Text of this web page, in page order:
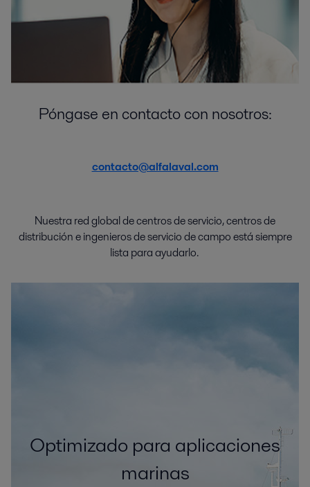
Póngase en contacto con nosotros:
contacto@alfalaval.com
Nuestra red global decentros deservicio,centros de
distribucióneingenieros de servicio de campoestásiempre
lista paraayudarlo.
Optimizado para aplicaciones
marinas